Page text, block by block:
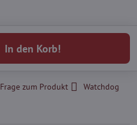
In den Korb!
Frage zum Produkt
Watchdog